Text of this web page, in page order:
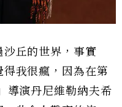
丘的世界，事實
得我很瘋，因為在第
導演丹尼維勒納夫希